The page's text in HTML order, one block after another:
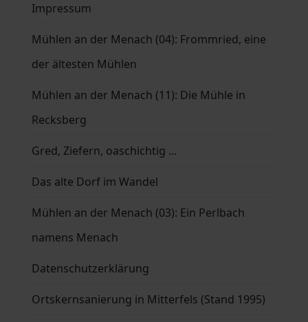
Impressum
Mühlen an der Menach (04): Frommried, eine
der ältesten Mühlen
Mühlen an der Menach (11): Die Mühle in
Recksberg
Gred, Ziefern, oaschichtig ...
Das alte Dorf im Wandel
Mühlen an der Menach (03): Ein Perlbach
namens Menach
Datenschutzerklärung
Ortskernsanierung in Mitterfels (Stand 1995)